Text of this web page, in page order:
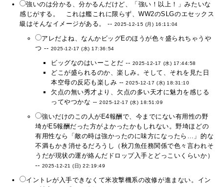
強いのは分かる、分かるんだけど、「強い！以上！」みたいな
感じがする。 これは艦これに限らず、WW2のSLGのエセックス
級はそんなイメージがある。 -- 2025-12-15 (月) 16:11:04
アレだよね、なんかビッグEのほうが色々盛られちゃうや
つ -- 2025-12-17 (水) 17:36:54
ビッグなのはいーことだ -- 2025-12-17 (水) 17:44:58
どこが盛られるのか、楽しみ。そして、それを見た日
本空母の反応も楽しみ --2025-12-17 (水) 18:31:10
欠点の無い秀才より、欠点の多い天才に魅力を感じる
ってやつかな --2025-12-17 (水) 18:51:09
強いだけのこの人がE4報酬で、今までにない有用性の野
埼がE5報酬だった方がよかったかもしれない。野埼ほどの
有用性なら「敵の時は強かったのに味方になったら…」的な
不満もかき消せるだろうし（秋刀魚任務関係で色々言われそ
うだが現状の運が絡んだドロップ入手とどっこいくらいか）
-- 2025-12-21 (日) 22:19:49
イントレが入手できなくて米攻撃機系の改修が進まない。イン